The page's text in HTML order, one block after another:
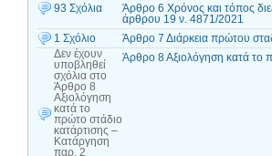
93 Σχόλια
Άρθρο 6 Χρόνος και τόπος
άρθρου 19 ν. 4871/2021
1 Σχόλιο
Άρθρο 7 Διάρκεια πρώτου
Δεν έχουν
υποβληθεί
σχόλια στο
Άρθρο 8
Αξιολόγηση
κατά το
πρώτο στάδιο
κατάρτισης –
Κατάργηση
παρ. 2
Άρθρο 8 Αξιολόγηση κατά το